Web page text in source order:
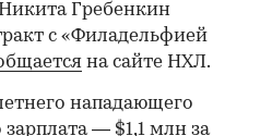
Гребенкин
с «Филадельфией
на сайте НХЛ.
нападающего
зарплата — $1,1 млн за